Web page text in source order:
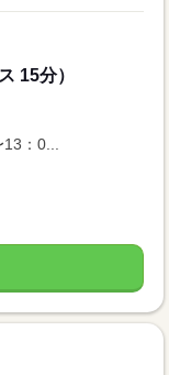
15分）
13：0...